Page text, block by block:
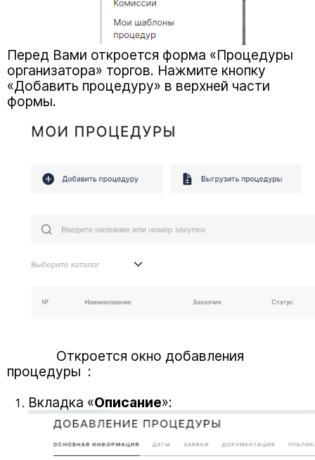
Перед Вами откроется форма «Процедуры
организатора» торгов. Нажмите кнопку
«Добавить процедуру» в верхней части
формы.
Откроется окно добавления
процедуры :
Вкладка «Описание»: